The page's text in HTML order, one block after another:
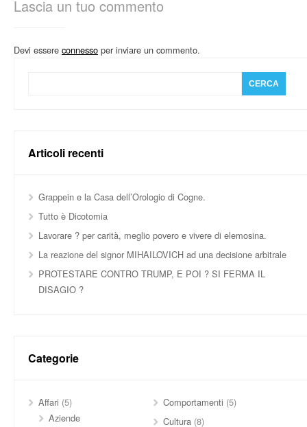
Lascia un tuo commento
Devi essere connesso per inviare un commento.
Articoli recenti
Grappein e la Casa dell’Orologio di Cogne.
Tutto è Dicotomia
Lavorare ? per carità, meglio povero e vivere di elemosina.
La reazione del signor MIHAILOVICH ad una decisione arbitrale
PROTESTARE CONTRO TRUMP, E POI ? SI FERMA IL
DISAGIO ?
Categorie
Affari (5)
Aziende
Comportamenti (5)
Cultura (8)